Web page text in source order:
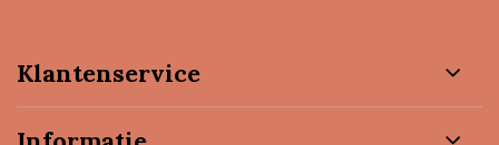
Klantenservice